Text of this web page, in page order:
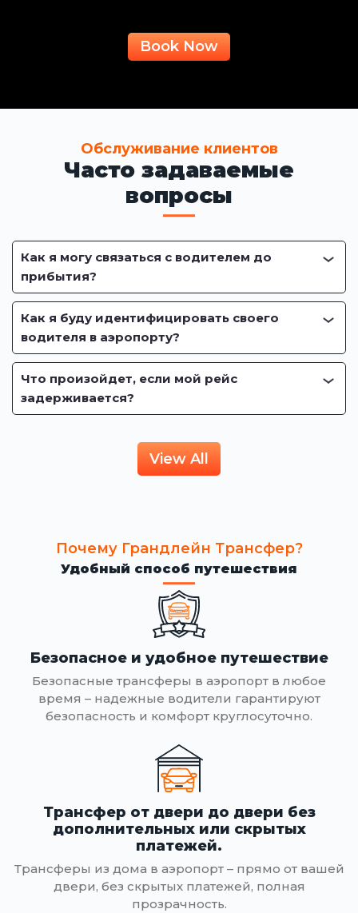
Book Now
Обслуживание клиентов
Часто задаваемые
вопросы
Как я могу связаться с водителем до
прибытия?
Как я буду идентифицировать своего
водителя в аэропорту?
Что произойдет, если мой рейс
задерживается?
View All
Почему Грандлейн Трансфер?
Удобный способ путешествия
Безопасное и удобное путешествие
Безопасные трансферы в аэропорт в любое
время – надежные водители гарантируют
безопасность и комфорт круглосуточно.
Трансфер от двери до двери без
дополнительных или скрытых
платежей.
Трансферы из дома в аэропорт – прямо от вашей
двери, без скрытых платежей, полная
прозрачность.